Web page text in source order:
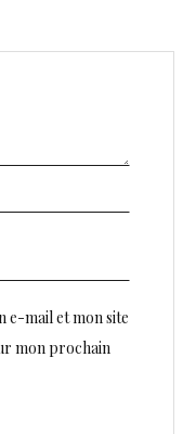
e-mail et mon site
mon prochain